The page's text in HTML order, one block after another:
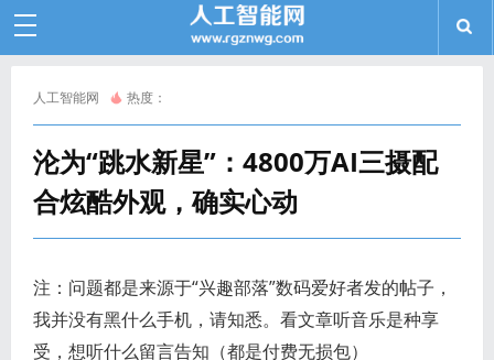
人工智能网 热度：
沦为“跳水新星”：4800万AI三摄配
合炫酷外观，确实心动
注：问题都是来源于“兴趣部落”数码爱好者发的帖子，
我并没有黑什么手机，请知悉。看文章听音乐是种享
受，想听什么留言告知（都是付费无损包）